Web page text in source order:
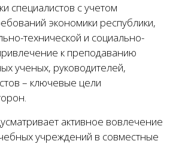
специалистов с учетом
экономики республики,
технической и социально-
к преподаванию
ученых, руководителей,
– ключевые цели
активное вовлечение
учреждений в совместные